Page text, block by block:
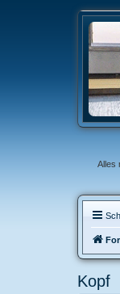
Alles
Kopf